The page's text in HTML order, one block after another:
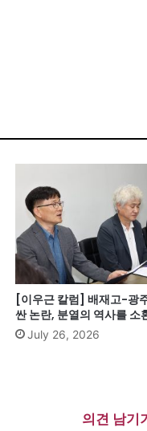
[이우근 칼럼] 배재고-광
싼 논란, 분열의 역사를 소
July 26, 2026
의견 남기